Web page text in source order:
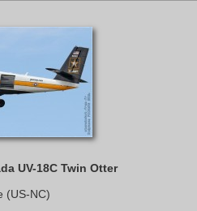
UV-18C Twin Otter
(US-NC)